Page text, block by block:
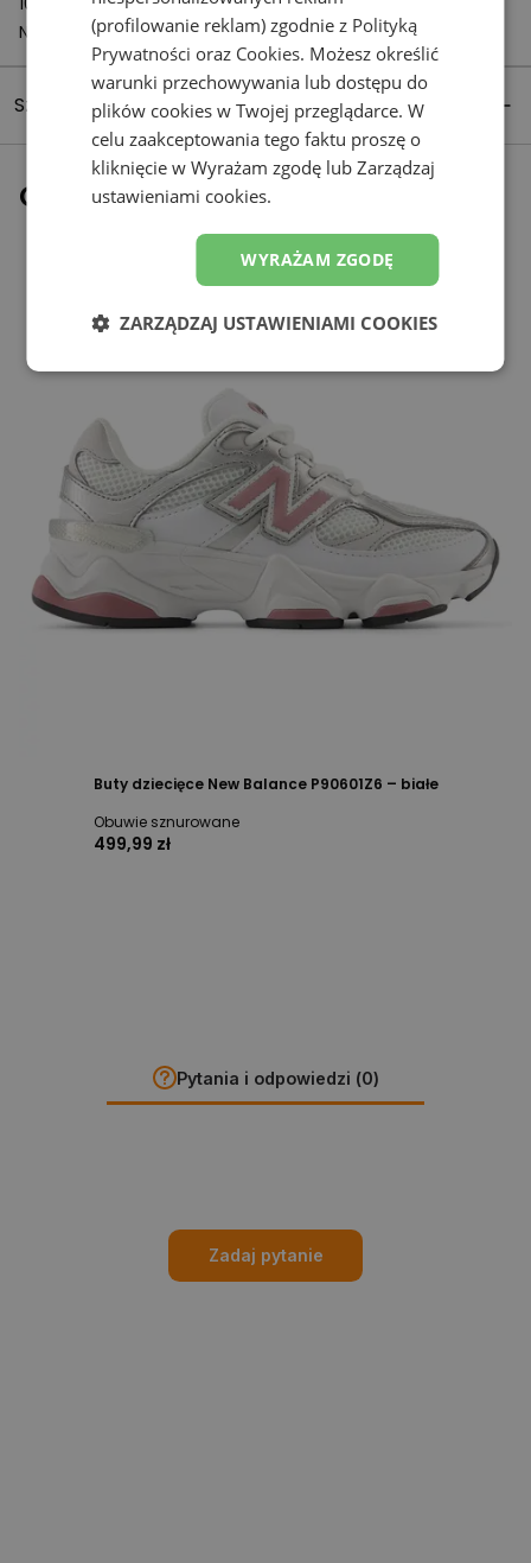
Netherlands
Szczegóły produktu
Ostatnio oglądane
Buty dziecięce New Balance P90601Z6 – białe
Obuwie sznurowane
499,99 zł
Pytania i odpowiedzi (0)
Zadaj pytanie
(profilowanie reklam) zgodnie z Polityką
Prywatności oraz Cookies. Możesz określić
warunki przechowywania lub dostępu do
plików cookies w Twojej przeglądarce. W
celu zaakceptowania tego faktu proszę o
kliknięcie w Wyrażam zgodę lub Zarządzaj
ustawieniami cookies.
WYRAŻAM ZGODĘ
ZARZĄDZAJ USTAWIENIAMI COOKIES